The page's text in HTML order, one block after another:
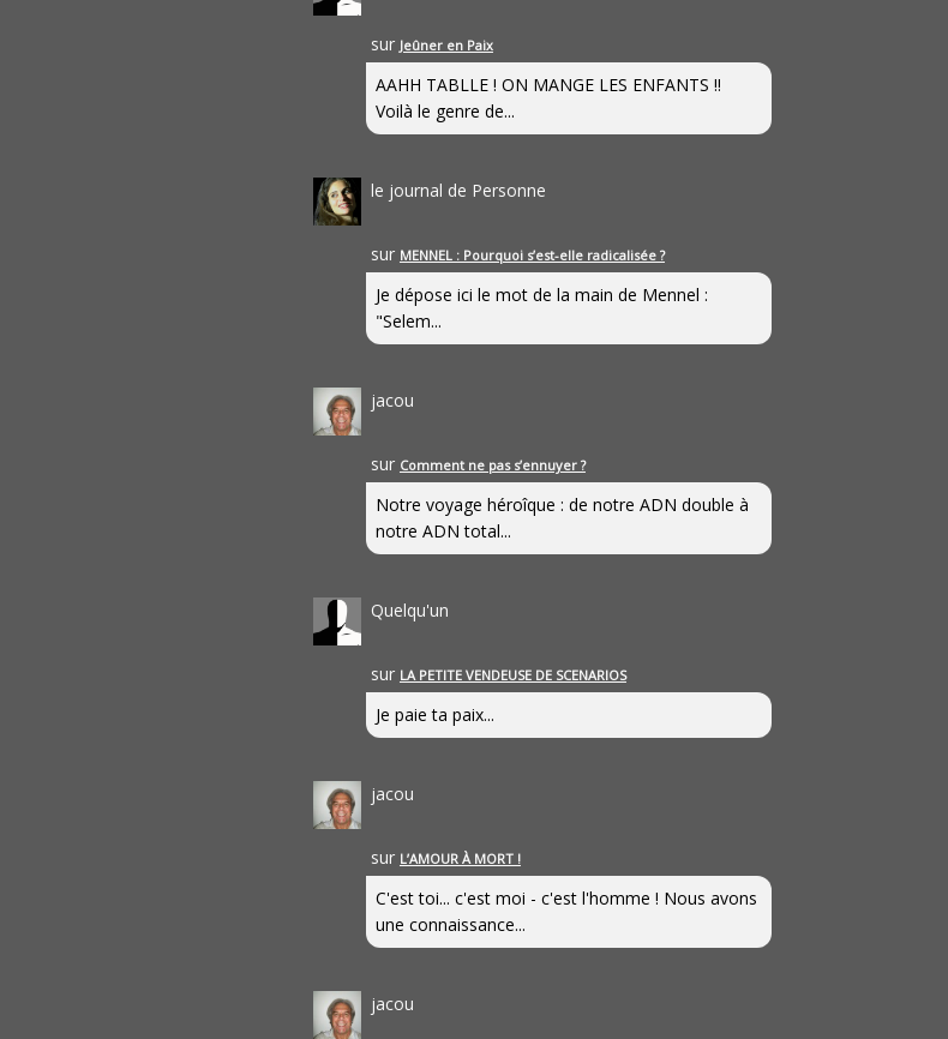
sur Jeûner en Paix
AAHH TABLLE ! ON MANGE LES ENFANTS !!
Voilà le genre de...
le journal de Personne
sur MENNEL : Pourquoi s’est-elle radicalisée ?
Je dépose ici le mot de la main de Mennel :
"Selem...
jacou
sur Comment ne pas s’ennuyer ?
Notre voyage héroîque : de notre ADN double à
notre ADN total...
Quelqu'un
sur LA PETITE VENDEUSE DE SCENARIOS
Je paie ta paix...
jacou
sur L’AMOUR À MORT !
C'est toi... c'est moi - c'est l'homme ! Nous avons
une connaissance...
jacou